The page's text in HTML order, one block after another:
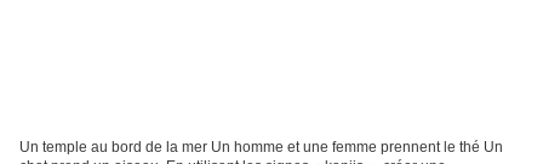
Un temple au bord de la mer Un homme et une femme prennent le thé Un